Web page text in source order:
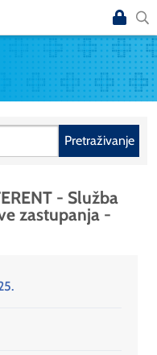
Pretraživanje
- Služba
zastupanja -